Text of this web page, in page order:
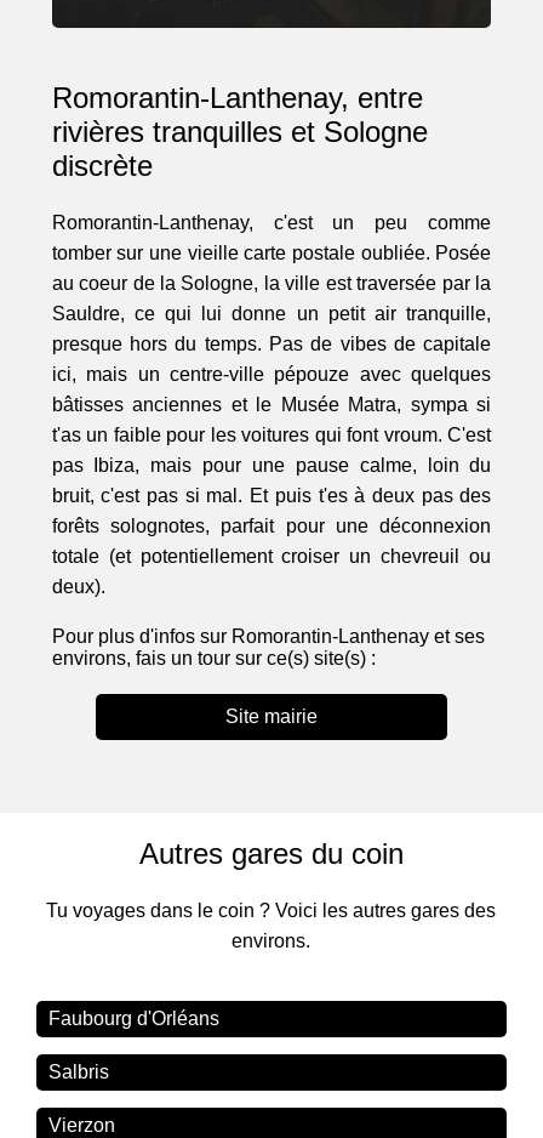
Romorantin-Lanthenay, entre
rivières tranquilles et Sologne
discrète
Romorantin-Lanthenay, c'est un peu comme
tomber sur une vieille carte postale oubliée. Posée
au coeur de la Sologne, la ville est traversée par la
Sauldre, ce qui lui donne un petit air tranquille,
presque hors du temps. Pas de vibes de capitale
ici, mais un centre-ville pépouze avec quelques
bâtisses anciennes et le Musée Matra, sympa si
t'as un faible pour les voitures qui font vroum. C'est
pas Ibiza, mais pour une pause calme, loin du
bruit, c'est pas si mal. Et puis t'es à deux pas des
forêts solognotes, parfait pour une déconnexion
totale (et potentiellement croiser un chevreuil ou
deux).
Pour plus d'infos sur Romorantin-Lanthenay et ses
environs, fais un tour sur ce(s) site(s) :
Site mairie
Autres gares du coin
Tu voyages dans le coin ? Voici les autres gares des
environs.
Faubourg d'Orléans
Salbris
Vierzon